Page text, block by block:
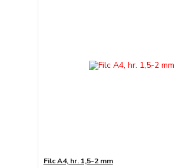
Filc A4, hr. 1,5-2 mm